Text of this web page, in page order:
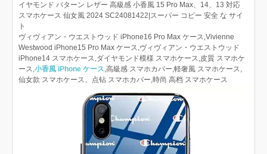
イヤモンド パターン レザー 高級感 小香風 15 Pro Max、14、13 対応
スマホケース 仙女風 2024 SC24081422|スーパー コピー 安全 な サイ
ト
ヴィヴィアン・ウエストウッド iPhone16 Pro Max ケース,Vivienne
Westwood iPhone15 Pro Max ケース,ヴィヴィアン・ウエストウッド
iPhone14 スマホケース,ダイヤモンド模様 スマホケース,皮質 スマホケ
ース,小香風 iPhone ケース,高級感 スマホカバー,軽奢風 スマホケース,
仙女款 スマホケース、点钻 スマホカバー,時尚 高档 スマホケース